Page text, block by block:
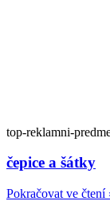
top-reklamni-
čepice a šátky
Pokračovat ve čtení